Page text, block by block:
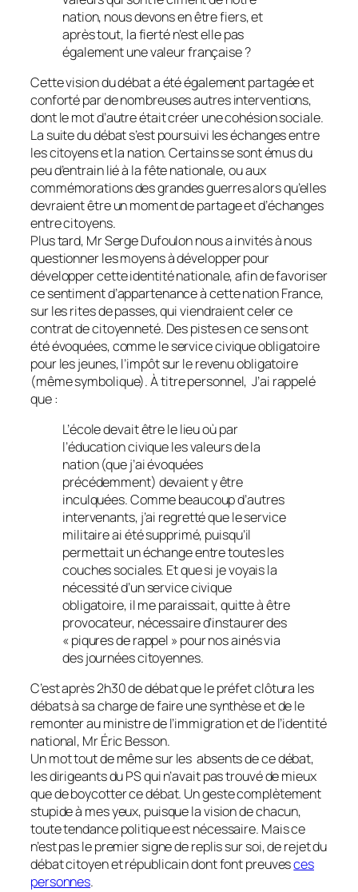
nation, nous devons en être fiers, et
après tout, la fierté n’est elle pas
également une valeur française ?
Cette vision du débat a été également partagée et
conforté par de nombreuses autres interventions,
dont le mot d’autre était créer une cohésion sociale.
La suite du débat s’est poursuivi les échanges entre
les citoyens et la nation. Certains se sont émus du
peu d’entrain lié à la fête nationale, ou aux
commémorations des grandes guerres alors qu’elles
devraient être un moment de partage et d’échanges
entre citoyens.
Plus tard, Mr Serge Dufoulon nous a invités à nous
questionner les moyens à développer pour
développer cette identité nationale, afin de favoriser
ce sentiment d’appartenance à cette nation France,
sur les rites de passes, qui viendraient celer ce
contrat de citoyenneté. Des pistes en ce sens ont
été évoquées, comme le service civique obligatoire
pour les jeunes, l’impôt sur le revenu obligatoire
(même symbolique). À titre personnel, J’ai rappelé
que :
L’école devait être le lieu où par
l’éducation civique les valeurs de la
nation(que j’ai évoquées
précédemment) devaient y être
inculquées. Comme beaucoup d’autres
intervenants, j’ai regretté que le service
militaire ai été supprimé, puisqu’il
permettait un échange entre toutes les
couches sociales. Et que si je voyais la
nécessité d’un service civique
obligatoire, il me paraissait, quitte à être
provocateur, nécessaire d’instaurer des
« piqures de rappel » pour nos ainés via
des journées citoyennes.
C’est après 2h30 de débat que le préfet clôtura les
débats à sa charge de faire une synthèse et de le
remonter au ministre de l’immigration et de l’identité
national, Mr Éric Besson.
Un mot tout de même sur les absents de ce débat,
les dirigeants du PS qui n’avait pas trouvé de mieux
que de boycotter ce débat. Un geste complètement
stupide à mes yeux, puisque la vision de chacun,
toute tendance politique est nécessaire. Mais ce
n’est pas le premier signe de replis sur soi, de rejet du
débat citoyen et républicain dont font preuvesces
personnes.